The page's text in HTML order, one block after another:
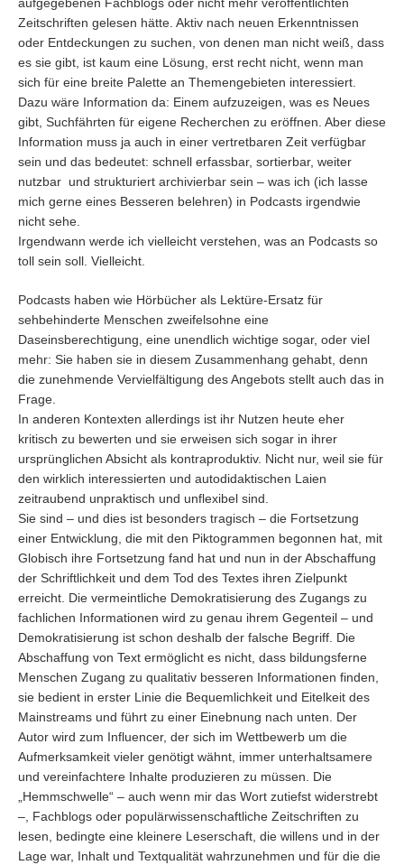
aufgegebenen Fachblogs oder nicht mehr veröffentlichten
Zeitschriften gelesen hätte. Aktiv nach neuen Erkenntnissen
oder Entdeckungen zu suchen, von denen man nicht weiß, dass
es sie gibt, ist kaum eine Lösung, erst recht nicht, wenn man
sich für eine breite Palette an Themengebieten interessiert.
Dazu wäre Information da: Einem aufzuzeigen, was es Neues
gibt, Suchfährten für eigene Recherchen zu eröffnen. Aber diese
Information muss ja auch in einer vertretbaren Zeit verfügbar
sein und das bedeutet: schnell erfassbar, sortierbar, weiter
nutzbar und strukturiert archivierbar sein – was ich (ich lasse
mich gerne eines Besseren belehren) in Podcasts irgendwie
nicht sehe.
Irgendwann werde ich vielleicht verstehen, was an Podcasts so
toll sein soll. Vielleicht.
Podcasts haben wie Hörbücher als Lektüre-Ersatz für
sehbehinderte Menschen zweifelsohne eine
Daseinsberechtigung, eine unendlich wichtige sogar, oder viel
mehr: Sie haben sie in diesem Zusammenhang gehabt, denn
die zunehmende Vervielfältigung des Angebots stellt auch das in
Frage.
In anderen Kontexten allerdings ist ihr Nutzen heute eher
kritisch zu bewerten und sie erweisen sich sogar in ihrer
ursprünglichen Absicht als kontraproduktiv. Nicht nur, weil sie für
den wirklich interessierten und autodidaktischen Laien
zeitraubend unpraktisch und unflexibel sind.
Sie sind – und dies ist besonders tragisch – die Fortsetzung
einer Entwicklung, die mit den Piktogrammen begonnen hat, mit
Globisch ihre Fortsetzung fand hat und nun in der Abschaffung
der Schriftlichkeit und dem Tod des Textes ihren Zielpunkt
erreicht. Die vermeintliche Demokratisierung des Zugangs zu
fachlichen Informationen wird zu genau ihrem Gegenteil – und
Demokratisierung ist schon deshalb der falsche Begriff. Die
Abschaffung von Text ermöglicht es nicht, dass bildungsferne
Menschen Zugang zu qualitativ besseren Informationen finden,
sie bedient in erster Linie die Bequemlichkeit und Eitelkeit des
Mainstreams und führt zu einer Einebnung nach unten. Der
Autor wird zum Influencer, der sich im Wettbewerb um die
Aufmerksamkeit vieler genötigt wähnt, immer unterhaltsamere
und vereinfachtere Inhalte produzieren zu müssen. Die
„Hemmschwelle“ – auch wenn mir das Wort zutiefst widerstrebt
–, Fachblogs oder populärwissenschaftliche Zeitschriften zu
lesen, bedingte eine kleinere Leserschaft, die willens und in der
Lage war, Inhalt und Textqualität wahrzunehmen und für die die